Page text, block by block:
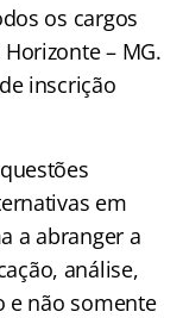
os cargos
– MG.
inscrição
em
a abranger a
análise,
e não somente